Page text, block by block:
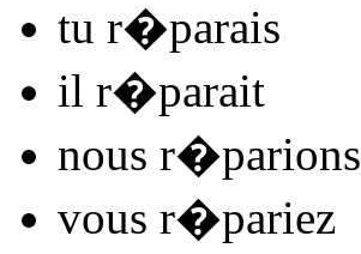
tu r�parais
il r�parait
nous r�parions
vous r�pariez